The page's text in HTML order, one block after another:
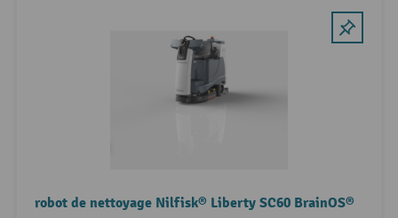
robot de nettoyage Nilfisk® Liberty SC60 BrainOS®